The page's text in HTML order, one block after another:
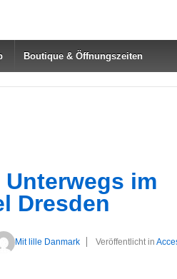
Boutique & Öffnungszeiten
im
Dresden
Mit lille Danmark Veröffentlicht in